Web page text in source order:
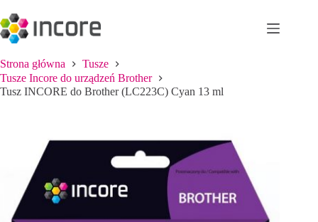
do
treści
Strona główna
Tusze
Tusze Incore do urządzeń Brother
Tusz INCORE do Brother (LC223C) Cyan 13 ml